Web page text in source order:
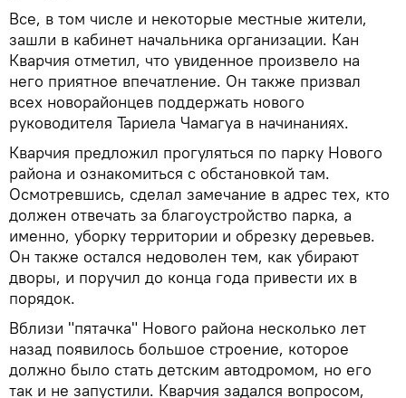
Все, в том числе и некоторые местные жители,
зашли в кабинет начальника организации. Кан
Кварчия отметил, что увиденное произвело на
него приятное впечатление. Он также призвал
всех новорайонцев поддержать нового
руководителя Тариела Чамагуа в начинаниях.
Кварчия предложил прогуляться по парку Нового
района и ознакомиться с обстановкой там.
Осмотревшись, сделал замечание в адрес тех, кто
должен отвечать за благоустройство парка, а
именно, уборку территории и обрезку деревьев.
Он также остался недоволен тем, как убирают
дворы, и поручил до конца года привести их в
порядок.
Вблизи "пятачка" Нового района несколько лет
назад появилось большое строение, которое
должно было стать детским автодромом, но его
так и не запустили. Кварчия задался вопросом,